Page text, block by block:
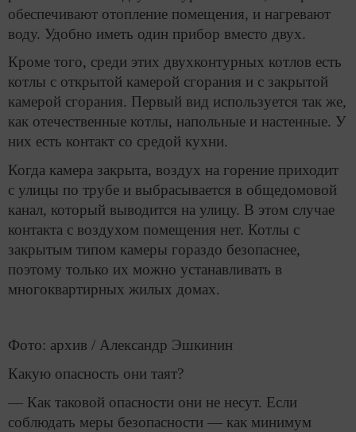
обеспечивают отопление помещения, и нагревают
воду. Удобно иметь один прибор вместо двух.
Кроме того, среди этих двухконтурных котлов есть
котлы с открытой камерой сгорания и с закрытой
камерой сгорания. Первый вид используется так же,
как отечественные котлы, напольные и настенные. У
них есть контакт со средой кухни.
Когда камера закрыта, воздух на горение приходит
с улицы по трубе и выбрасывается в общедомовой
канал, который выводится на улицу. В этом случае
контакта с воздухом помещения нет. Котлы с
закрытым типом камеры гораздо безопаснее,
поэтому только их можно устанавливать в
многоквартирных жилых домах.
Фото: архив / Александр Эшкинин
Какую опасность они таят?
— Как таковой опасности они не несут. Если
соблюдать меры безопасности — как минимум